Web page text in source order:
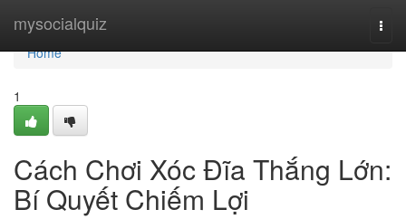
mysocialquiz
Home
Home
1
Cách Chơi Xóc Đĩa Thắng Lớn:
Bí Quyết Chiếm Lợi